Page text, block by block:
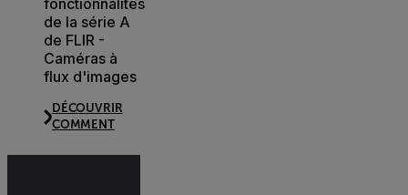
fonctionnalités
de la série A
de FLIR -
Caméras à
flux d'images
DÉCOUVRIR
COMMENT